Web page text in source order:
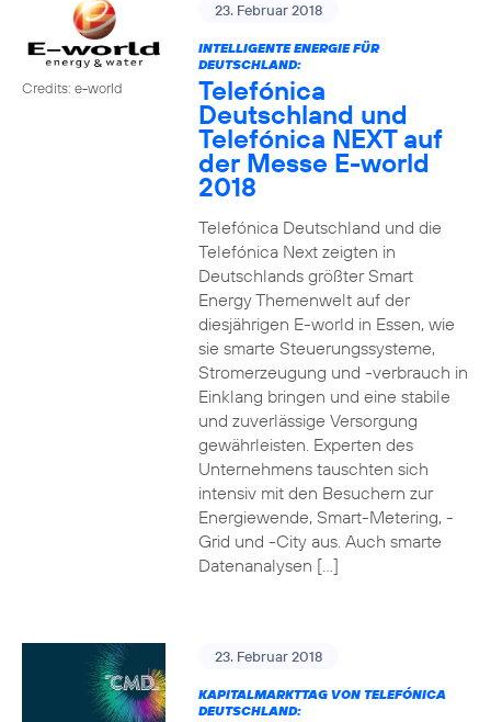
Credits: e-world
23. Februar 2018
INTELLIGENTE ENERGIE FÜR
DEUTSCHLAND:
Telefónica
Deutschland und
Telefónica NEXT auf
der Messe E-world
2018
Telefónica Deutschland und die
Telefónica Next zeigten in
Deutschlands größter Smart
Energy Themenwelt auf der
diesjährigen E-world in Essen, wie
sie smarte Steuerungssysteme,
Stromerzeugung und -verbrauch in
Einklang bringen und eine stabile
und zuverlässige Versorgung
gewährleisten. Experten des
Unternehmens tauschten sich
intensiv mit den Besuchern zur
Energiewende, Smart-Metering, -
Grid und -City aus. Auch smarte
Datenanalysen […]
23. Februar 2018
KAPITALMARKTTAG VON TELEFÓNICA
DEUTSCHLAND: